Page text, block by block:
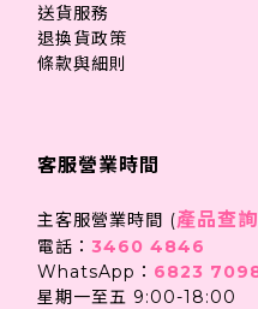
送貨服務
退換貨政策
條款與細則
客服營業時間
主客服營業時間 (產品查詢
電話： 3460 4846
WhatsApp： 6823
星期一至五 9:00-18:00